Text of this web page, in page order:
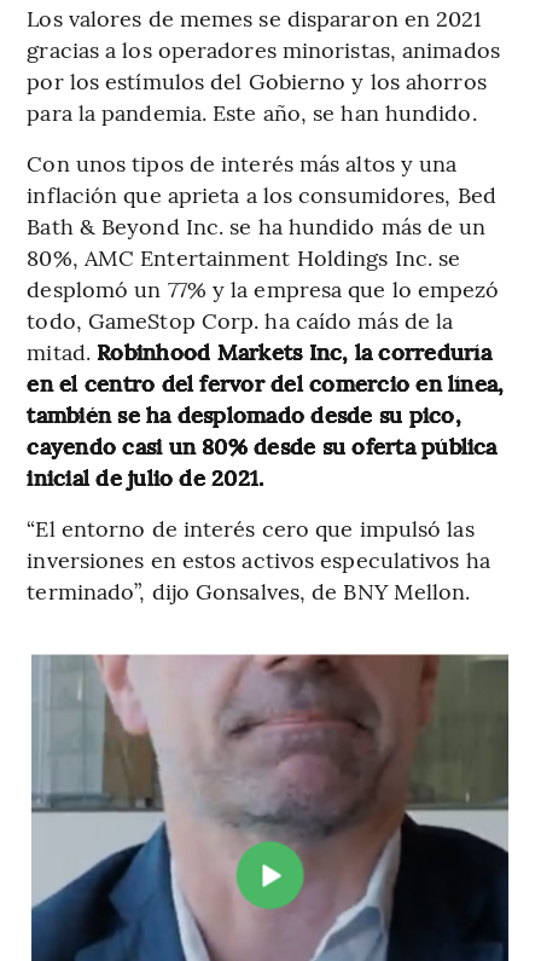
Los valores de memes se dispararon en 2021
gracias a los operadores minoristas, animados
por los estímulos del Gobierno y los ahorros
para la pandemia. Este año, se han hundido.
Con unos tipos de interés más altos y una
inflación que aprieta a los consumidores, Bed
Bath & Beyond Inc. se ha hundido más de un
80%, AMC Entertainment Holdings Inc. se
desplomó un 77% y la empresa que lo empezó
todo, GameStop Corp. ha caído más de la
mitad. Robinhood Markets Inc, la correduría
en el centro del fervor del comercio en línea,
también se ha desplomado desde su pico,
cayendo casi un 80% desde su oferta pública
inicial de julio de 2021.
“El entorno de interés cero que impulsó las
inversiones en estos activos especulativos ha
terminado”, dijo Gonsalves, de BNY Mellon.